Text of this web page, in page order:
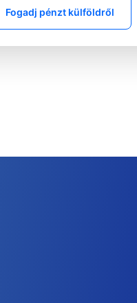
Fogadj pénzt külföldről